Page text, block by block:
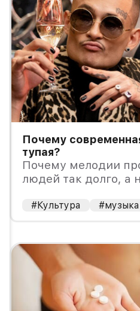
Почему
тупая?
Почему мелодии
людей так долго, а
#Культура #музыка